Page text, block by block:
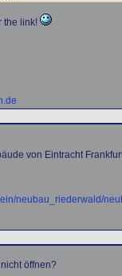
the link!
von Eintracht
neubau_riederwald/
öffnen?